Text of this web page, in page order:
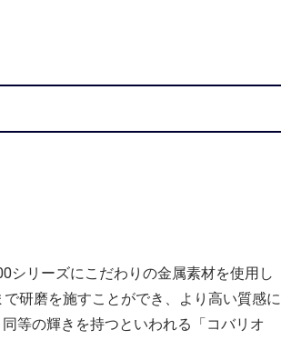
シリーズにこだわりの金属素材を使用し
研磨を施すことができ、より高い質感に
等の輝きを持つといわれる「コバリオ